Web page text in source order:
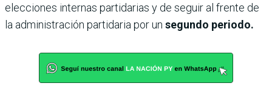
elecciones internas partidarias y de seguir al frente de
la administración partidaria por un segundo periodo.